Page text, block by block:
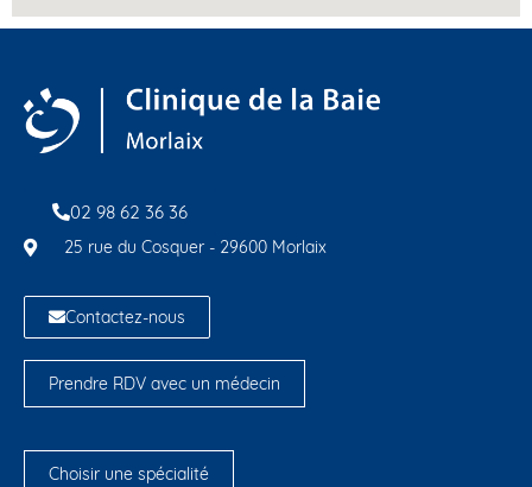
02 98 62 36 36
25 rue du Cosquer - 29600 Morlaix
Contactez-nous
Prendre RDV avec un médecin
Choisir une spécialité